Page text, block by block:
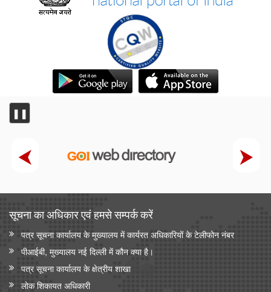
❚❚
सूचना का अधिकार एवं हमसे सम्‍पर्क करें
पत्र सूचना कार्यालय के मुख्यालय में कार्यरत अधिकारियों के टेलीफोन नंबर
पीआईबी, मुख्यालय नई दिल्ली में कौन क्या है।
पत्र सूचना कार्यालय के क्षेत्रीय शाखा
लोक शिकायत अधिकारी